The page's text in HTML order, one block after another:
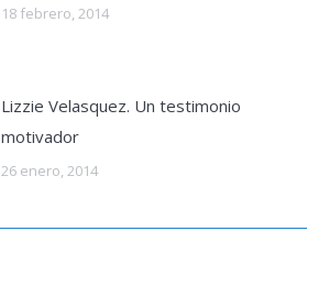
18 febrero, 2014
Lizzie Velasquez. Un testimonio
motivador
26 enero, 2014